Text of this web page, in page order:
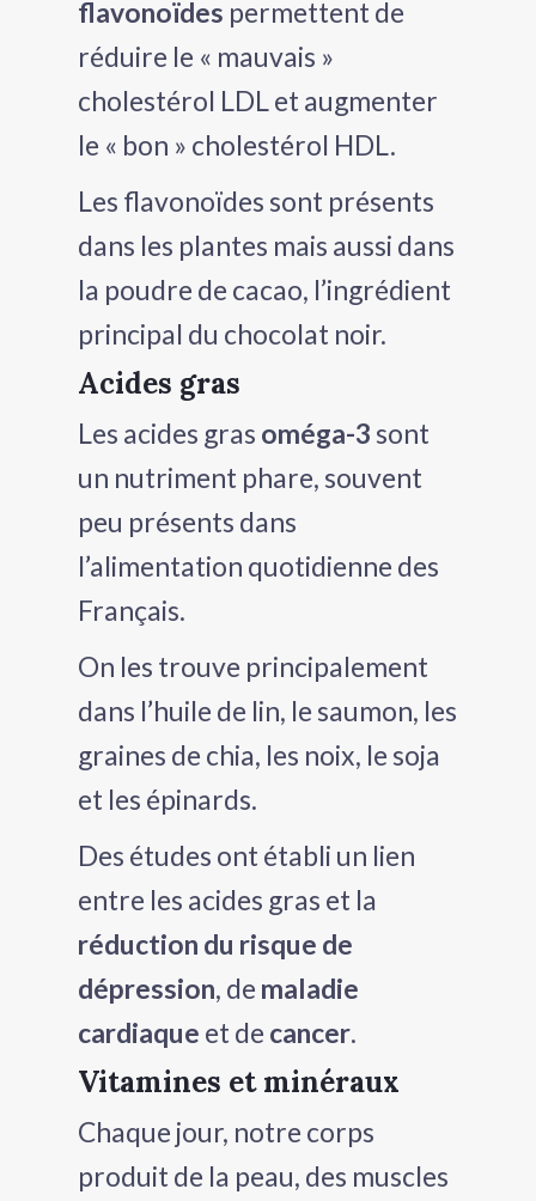
flavonoïdes permettent de
réduire le « mauvais »
cholestérol LDL et augmenter
le « bon » cholestérol HDL.
Les flavonoïdes sont présents
dans les plantes mais aussi dans
la poudre de cacao, l’ingrédient
principal du chocolat noir.
Acides gras
Les acides gras oméga-3 sont
un nutriment phare, souvent
peu présents dans
l’alimentation quotidienne des
Français.
On les trouve principalement
dans l’huile de lin, le saumon, les
graines de chia, les noix, le soja
et les épinards.
Des études ont établi un lien
entre les acides gras et la
réduction du risque de
dépression, de maladie
cardiaque et de cancer.
Vitamines et minéraux
Chaque jour, notre corps
produit de la peau, des muscles